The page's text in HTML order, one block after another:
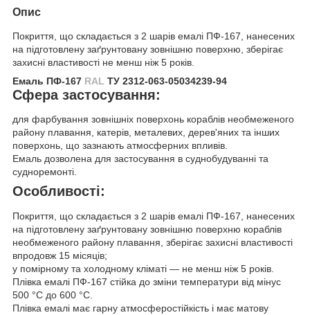
Опис
Покриття, що складається з 2 шарів емалі ПФ-167, нанесених
на підготовлену заґрунтовану зовнішню поверхню, зберігає
захисні властивості не менш ніж 5 років.
Емаль ПФ-167 RAL ТУ 2312-063-05034239-94
Сфера застосування:
для фарбування зовнішніх поверхонь кораблів необмеженого
району плавання, катерів, металевих, дерев'яних та інших
поверхонь, що зазнають атмосферних впливів.
Емаль дозволена для застосування в суднобудуванні та
судноремонті.
Особливості:
Покриття, що складається з 2 шарів емалі ПФ-167, нанесених
на підготовлену заґрунтовану зовнішню поверхню кораблів
необмеженого району плавання, зберігає захисні властивості
впродовж 15 місяців;
у помірному та холодному кліматі — не менш ніж 5 років.
Плівка емалі ПФ-167 стійка до зміни температури від мінус
500 °C до 600 °C.
Плівка емалі має гарну атмосферостійкість і має матову